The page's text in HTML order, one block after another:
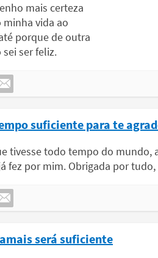
mais certeza
vida ao
porque de outra
ser feliz.
suficiente para te
tivesse todo tempo do mundo,
fez por mim. Obrigada por tudo,
será suficiente